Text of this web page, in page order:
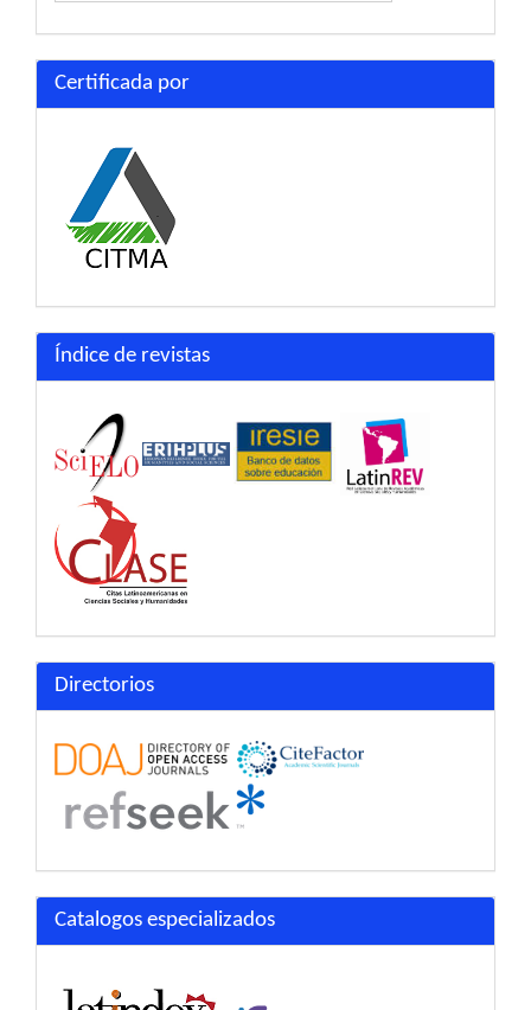
Certificada por
Índice de revistas
Directorios
Catalogos especializados